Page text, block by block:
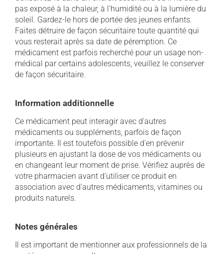
pas exposé à la chaleur, à l'humidité ou à la lumière du
soleil. Gardez-le hors de portée des jeunes enfants.
Faites détruire de façon sécuritaire toute quantité qui
vous resterait après sa date de péremption. Ce
médicament est parfois recherché pour un usage non-
médical par certains adolescents, veuillez le conserver
de façon sécuritaire.
Information additionnelle
Ce médicament peut interagir avec d'autres
médicaments ou suppléments, parfois de façon
importante. Il est toutefois possible d'en prévenir
plusieurs en ajustant la dose de vos médicaments ou
en changeant leur moment de prise. Vérifiez auprès de
votre pharmacien avant d'utiliser ce produit en
association avec d'autres médicaments, vitamines ou
produits naturels.
Notes générales
Il est important de mentionner aux professionnels de la